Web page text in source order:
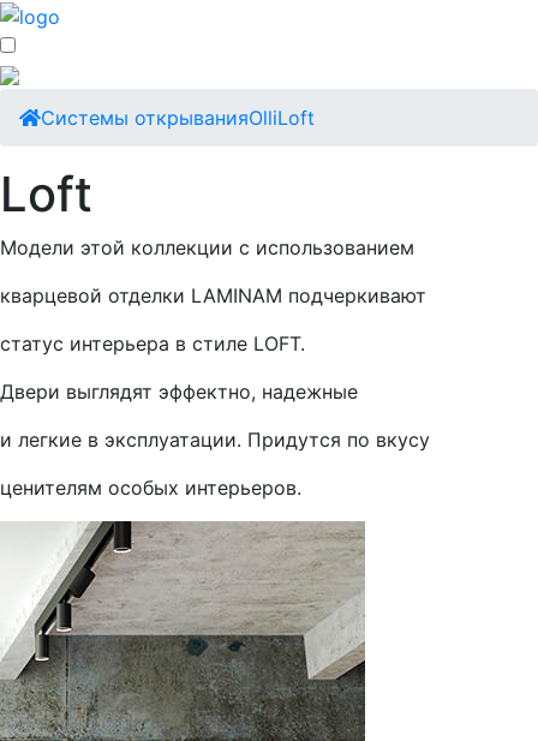
Cистемы открыванияOlliLoft
Loft
Модели этой коллекции с использованием
кварцевой отделки LAMINAM подчеркивают
статус интерьера в стиле LOFT.
Двери выглядят эффектно, надежные
и легкие в эксплуатации. Придутся по вкусу
ценителям особых интерьеров.